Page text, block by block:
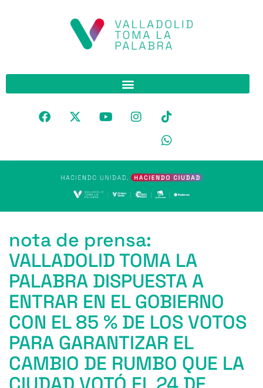
nota de prensa:
VALLADOLID TOMA LA
PALABRA DISPUESTA A
ENTRAR EN EL GOBIERNO
CON EL 85 % DE LOS VOTOS
PARA GARANTIZAR EL
CAMBIO DE RUMBO QUE LA